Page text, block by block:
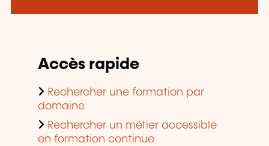
Accès rapide
Rechercher une formation par
domaine
Rechercher un métier accessible
en formation continue